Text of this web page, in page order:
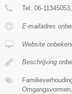
Tel: 06-11345053
E-mailadres
Website
Beschrijving
Omgangsvormen,